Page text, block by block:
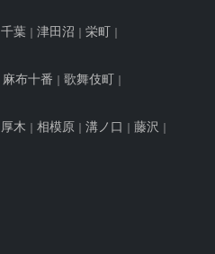
千葉 津田沼 栄町
麻布十番 歌舞伎町
厚木 相模原 溝ノ口 藤沢